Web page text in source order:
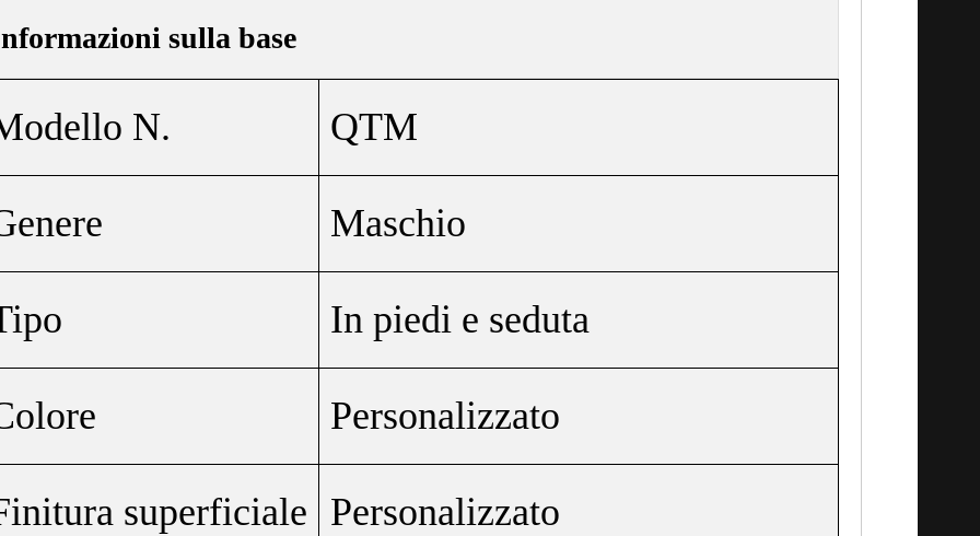
sulla base
N. QTM
Maschio
In piedi e seduta
Personalizzato
superficiale Personalizzato